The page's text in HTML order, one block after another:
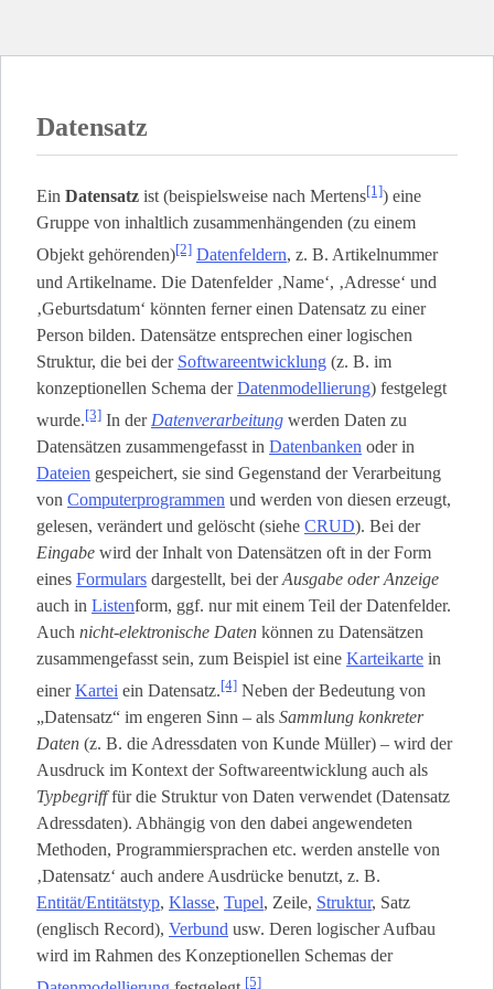
Datensatz
Ein Datensatz ist (beispielsweise nach Mertens[1]) eine
Gruppe von inhaltlich zusammenhängenden (zu einem
Objekt gehörenden)[2] Datenfeldern, z. B. Artikelnummer
und Artikelname. Die Datenfelder ‚Name‘, ‚Adresse‘ und
‚Geburtsdatum‘ könnten ferner einen Datensatz zu einer
Person bilden. Datensätze entsprechen einer logischen
Struktur, die bei der Softwareentwicklung (z. B. im
konzeptionellen Schema derDatenmodellierung) festgelegt
wurde.[3] In der Datenverarbeitung werden Daten zu
Datensätzen zusammengefasst in Datenbanken oder in
Dateien gespeichert, sie sind Gegenstand der Verarbeitung
von Computerprogrammen und werden von diesen erzeugt,
gelesen, verändert und gelöscht (siehe CRUD). Bei der
Eingabe wird der Inhalt von Datensätzen oft in der Form
eines Formulars dargestellt, bei derAusgabe oder Anzeige
auch in Listen­form, ggf. nur mit einem Teil der Datenfelder.
Auch nicht-elektronische Daten können zu Datensätzen
zusammengefasst sein, zum Beispiel ist eine Karteikarte in
einerKartei ein Datensatz.[4] Neben der Bedeutung von
„Datensatz“ im engeren Sinn – als Sammlung konkreter
Daten (z. B. die Adressdaten von Kunde Müller) – wird der
Ausdruck im Kontext der Softwareentwicklung auch als
Typbegrifffür die Struktur von Daten verwendet (Datensatz
Adressdaten). Abhängig von den dabei angewendeten
Methoden, Programmiersprachen etc. werden anstelle von
‚Datensatz‘ auch andere Ausdrücke benutzt, z. B.
Entität/Entitätstyp, Klasse, Tupel, Zeile, Struktur, Satz
(englisch Record), Verbund usw. Deren logischer Aufbau
wird im Rahmen des Konzeptionellen Schemas der
[5]